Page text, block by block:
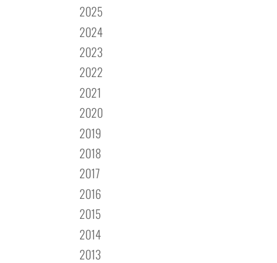
2025
2024
2023
2022
2021
2020
2019
2018
2017
2016
2015
2014
2013